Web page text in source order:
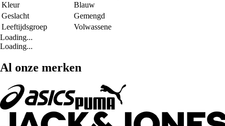
Kleur
Blauw
Geslacht
Gemengd
Leeftijdsgroep
Volwassene
Loading...
Loading...
Al onze merken